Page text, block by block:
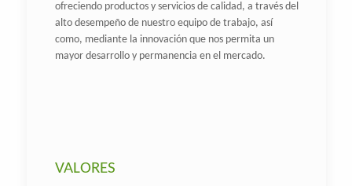
ofreciendo productos y servicios de calidad, a través del
alto desempeño de nuestro equipo de trabajo, así
como, mediante la innovación que nos permita un
mayor desarrollo y permanencia en el mercado.
VALORES